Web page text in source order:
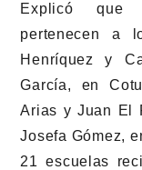
Explicó que
pertenecen a
Henríquez y
García, en
Arias y Juan El
Josefa Gómez,
21 escuelas